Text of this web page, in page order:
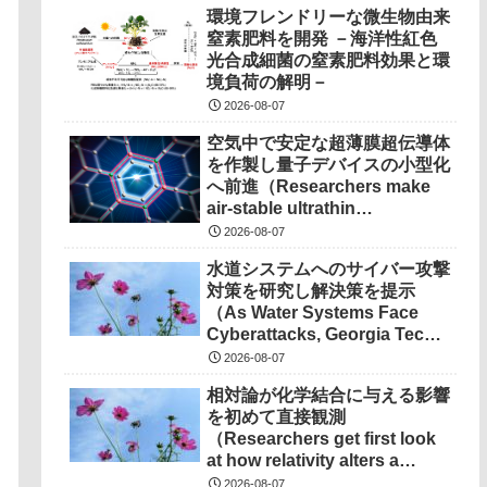
環境フレンドリーな微生物由来
窒素肥料を開発 －海洋性紅色
光合成細菌の窒素肥料効果と環
境負荷の解明－
2026-08-07
空気中で安定な超薄膜超伝導体
を作製し量子デバイスの小型化
へ前進（Researchers make
air-stable ultrathin
superconductors more
devices）
2026-08-07
水道システムへのサイバー攻撃
対策を研究し解決策を提示
（As Water Systems Face
Cyberattacks, Georgia Tech
Research Points to
2026-08-07
相対論が化学結合に与える影響
を初めて直接観測
（Researchers get first look
at how relativity alters a
chemical bond）
2026-08-07